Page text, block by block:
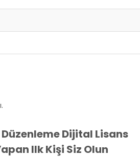
Düzenleme Dijital Lisans
Ilk Kişi Siz Olun